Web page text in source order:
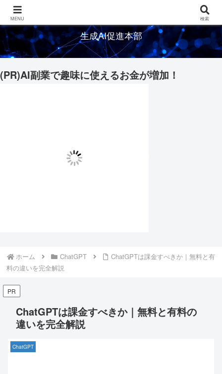
生成AI促進本部
(PR)AI副業で趣味に使えるお金が増加！
ホーム ChatGPT
ChatGPTは課金すべきか｜無料と有
料の違いを完全解説
PR
ChatGPTは課金すべきか｜無料と有料の
違いを完全解説
ChatGPT
MENU 検索